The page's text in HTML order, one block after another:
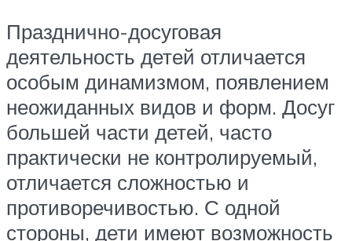
Празднично-досуговая
деятельность детей отличается
особым динамизмом, появлением
неожиданных видов и форм. Досуг
большей части детей, часто
практически не контролируемый,
отличается сложностью и
противоречивостью. С одной
стороны, дети имеют возможность